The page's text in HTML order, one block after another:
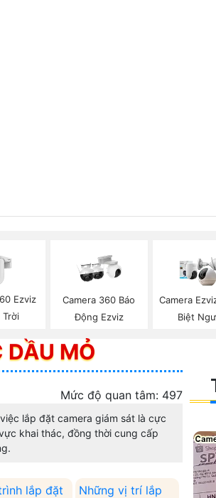
Ezviz
Trời
Camera 360 Báo
Động Ezviz
Camera
Biệt
DẦU MỎ
Mức độ quan tâm: 497
lắp đặt camera giám sát là cực
khai thác, đồng thời cung cấp
lắp đặt
Những vị trí lắp